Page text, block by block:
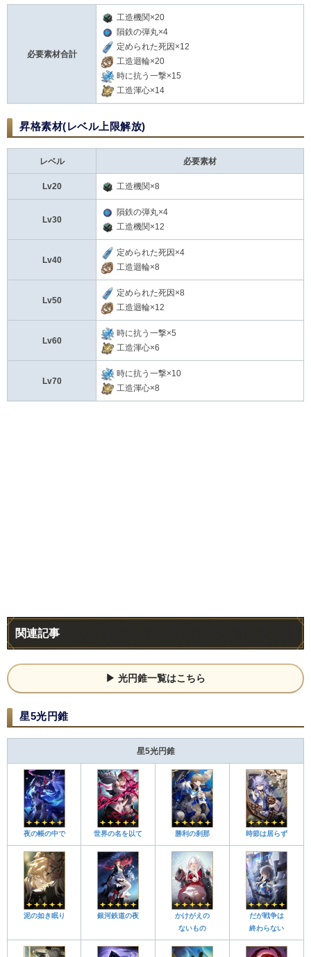
必要素材合計
工造機関×20
隕鉄の弾丸×4
定められた死因×12
工造迴輪×20
時に抗う一撃×15
工造渾心×14
昇格素材(レベル上限解放)
レベル 必要素材
Lv20 工造機関×8
Lv30
隕鉄の弾丸×4
工造機関×12
Lv40
定められた死因×4
工造迴輪×8
Lv50
定められた死因×8
工造迴輪×12
Lv60
時に抗う一撃×5
工造渾心×6
Lv70
時に抗う一撃×10
工造渾心×8
関連記事
光円錐一覧はこちら
星5光円錐
星5光円錐
夜の帳の中で 世界の名を以て 勝利の刹那 時節は居らず
泥の如き眠り 銀河鉄道の夜
かけがえの
ないもの
だが戦争は
終わらない